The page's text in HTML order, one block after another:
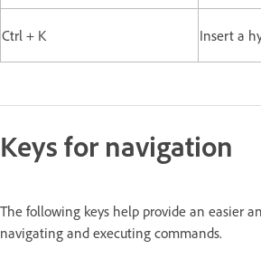
Ctrl + K Insert a
Keys for navigation
The following keys help provide an easier
navigating and executing commands.